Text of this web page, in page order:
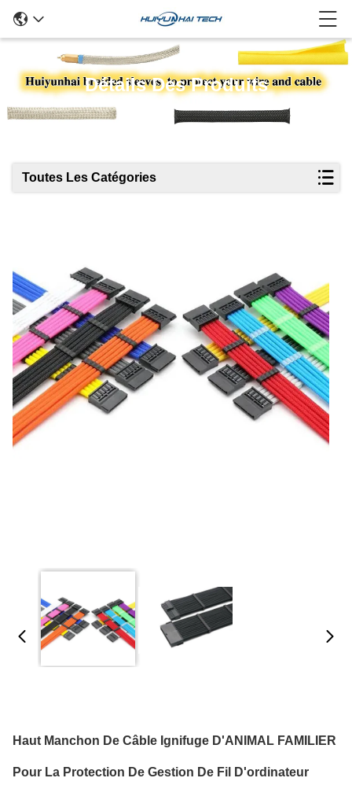
Détails Des Produits
Toutes Les Catégories
Haut Manchon De Câble Ignifuge D'ANIMAL FAMILIER
Pour La Protection De Gestion De Fil D'ordinateur